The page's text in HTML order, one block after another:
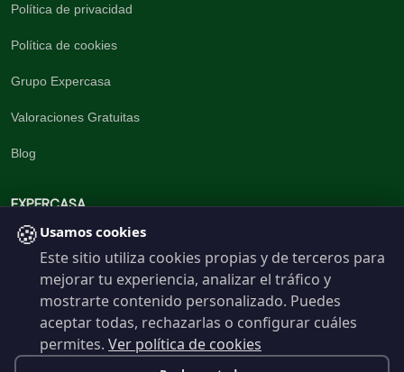
Política de privacidad
Política de cookies
Grupo Expercasa
Valoraciones Gratuitas
Blog
EXPERCASA
La inmobiliaria del Barrio
960 191 537
Contáctanos
🍪 Usamos cookies
Este sitio utiliza cookies propias y de terceros para
mejorar tu experiencia, analizar el tráfico y
mostrarte contenido personalizado. Puedes
aceptar todas, rechazarlas o configurar cuáles
permites. Ver política de cookies